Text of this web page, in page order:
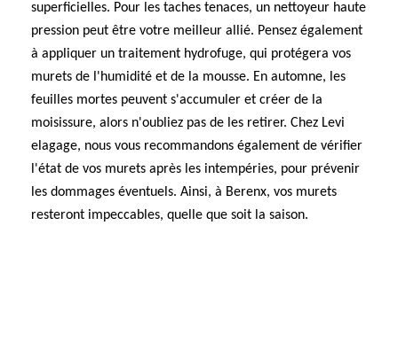
superficielles. Pour les taches tenaces, un nettoyeur haute
pression peut être votre meilleur allié. Pensez également
à appliquer un traitement hydrofuge, qui protégera vos
murets de l'humidité et de la mousse. En automne, les
feuilles mortes peuvent s'accumuler et créer de la
moisissure, alors n'oubliez pas de les retirer. Chez Levi
elagage, nous vous recommandons également de vérifier
l'état de vos murets après les intempéries, pour prévenir
les dommages éventuels. Ainsi, à Berenx, vos murets
resteront impeccables, quelle que soit la saison.